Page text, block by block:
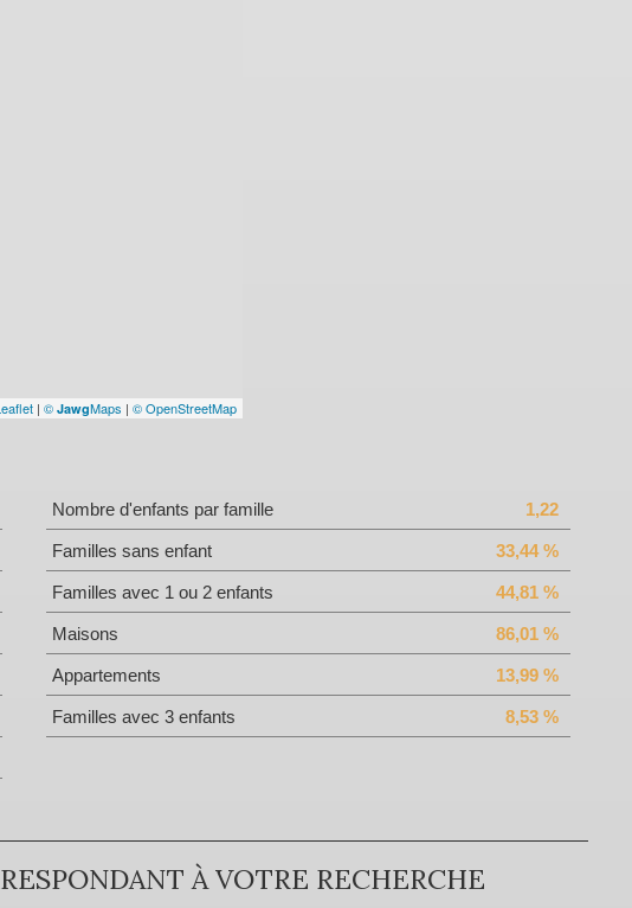
|©JawgMaps |© OpenStreetMap
Nombre d'enfants par famille 1,22
Familles sans enfant 33,44 %
Familles avec 1 ou 2 enfants 44,81 %
Maisons 86,01 %
Appartements 13,99 %
Familles avec 3 enfants 8,53 %
À VOTRE RECHERCHE